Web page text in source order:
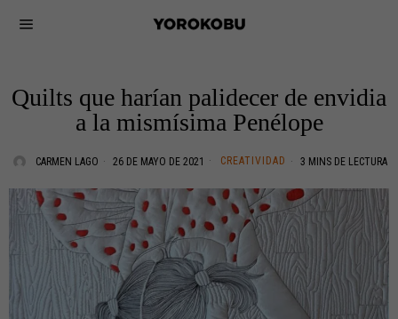
Quilts que harían palidecer de envidia
a la mismísima Penélope
CARMEN LAGO 26 DE MAYO DE 2021 CREATIVIDAD 3 MINS DE LECTURA